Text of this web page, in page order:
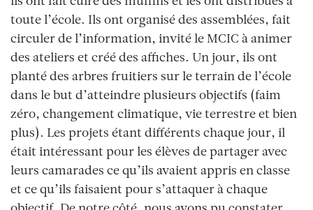
toute l’école. Ils ont organisé des assemblées, fait
circuler de l’information, invité le MCIC à animer
des ateliers et créé des affiches. Un jour, ils ont
planté des arbres fruitiers sur le terrain de l’école
dans le but d’atteindre plusieurs objectifs (faim
zéro, changement climatique, vie terrestre et bien
plus). Les projets étant différents chaque jour, il
était intéressant pour les élèves de partager avec
leurs camarades ce qu’ils avaient appris en classe
et ce qu’ils faisaient pour s’attaquer à chaque